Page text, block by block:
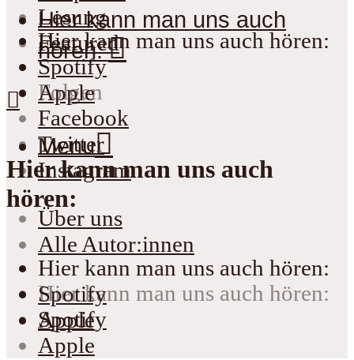
Hier kann man uns auch hören:
Spotify
Apple
Menu
Hier kann man uns auch
hören:
Hier kann man uns auch
hören:
Hier kann man uns auch hören:
Spotify
Apple
Lesung
Featured
Folgen
Facebook
Twitter
Instagram
Über uns
Alle Autor:innen
Hier kann man uns auch hören:
Spotify
Apple